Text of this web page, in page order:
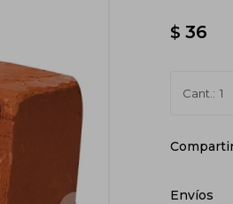
$ 36
1
Envíos